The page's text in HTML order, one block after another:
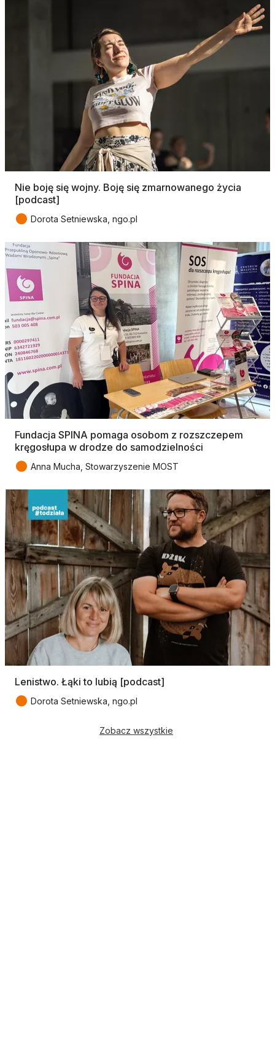
Nie boję się wojny. Boję się zmarnowanego życia
[podcast]
● Dorota Setniewska, ngo.pl
Fundacja SPINA pomaga osobom z rozszczepem
kręgosłupa w drodze do samodzielności
● Anna Mucha, Stowarzyszenie MOST
Lenistwo. Łąki to lubią [podcast]
● Dorota Setniewska, ngo.pl
Zobacz wszystkie